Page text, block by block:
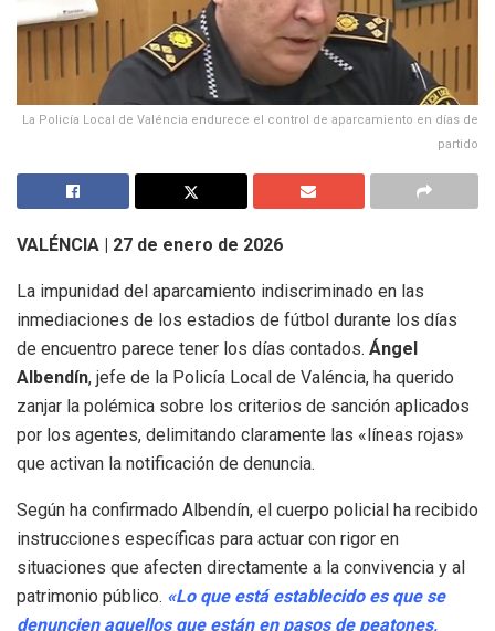
La Policía Local de Valéncia endurece el control de aparcamiento en días de
partido
VALÉNCIA | 27 de enero de 2026
La impunidad del aparcamiento indiscriminado en las
inmediaciones de los estadios de fútbol durante los días
de encuentro parece tener los días contados. Ángel
Albendín, jefe de la Policía Local de Valéncia, ha querido
zanjar la polémica sobre los criterios de sanción aplicados
por los agentes, delimitando claramente las «líneas rojas»
que activan la notificación de denuncia.
Según ha confirmado Albendín, el cuerpo policial ha recibido
instrucciones específicas para actuar con rigor en
situaciones que afecten directamente a la convivencia y al
patrimonio público. «Lo que está establecido es que se
denuncien aquellos que están en pasos de peatones,